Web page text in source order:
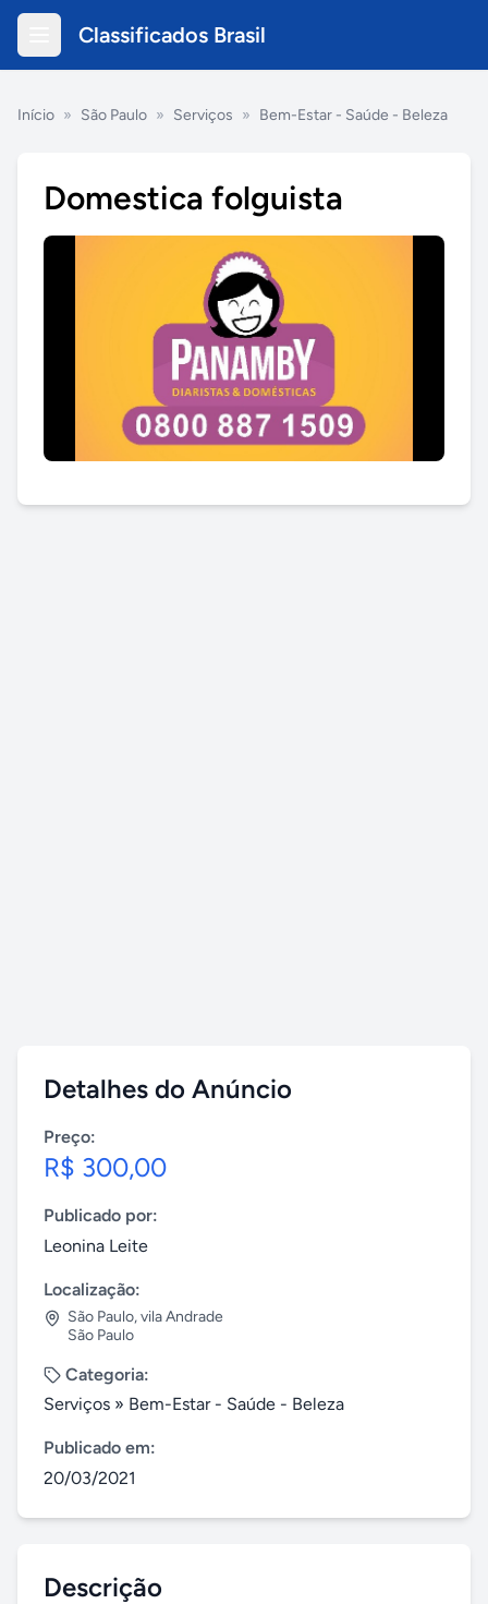
Classificados Brasil
Início » São Paulo » Serviços » Bem-Estar - Saúde - Beleza
Domestica folguista
Detalhes do Anúncio
Preço:
R$ 300,00
Publicado por:
Leonina Leite
Localização:
São Paulo,vila Andrade
São Paulo
Categoria:
Serviços » Bem-Estar - Saúde - Beleza
Publicado em:
20/03/2021
Descrição